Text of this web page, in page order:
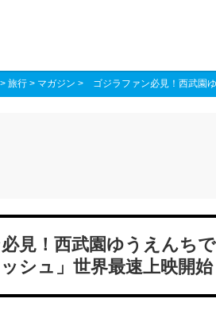
旅行 > マガジン > ゴジラファン必見！西武園
見！西武園ゆうえんち
シュ」世界最速上映開始